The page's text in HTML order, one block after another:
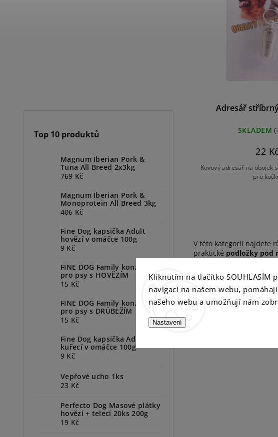
Kliknutím na tlačítko SOUHLASÍM
navigaci na našem webu,
našeho webu a umožňují nám
Nastavení
Top 10 produktů
Magnum Iberian Pork &
Tuna All Breed 2x3kg
769 Kč
Magnum Iberian Pork &
Monoprotein All Breed 3kg
406 Kč
Fine Dog kapsička Adult
hovězí v omáčce 100g
9 Kč
FINE DOG Family konzerva
pro psy s HOVĚZÍM
15 Kč
FINE DOG Family konzerva
pro psy s DRŮBEŽÍM
15 Kč
Fine Dog kapsička Adult
kuřecí v omáčce 100g
9 Kč
Vepřové ucho 1ks
23 Kč
Perfecto Dog Masové plátky
hovězí + telecí 20ks 200g
19 Kč
Adresář
SKLADEM
22 Kč
Kovový adresář na obojek
pro
V této kategorii najdete
praktické podložky pod